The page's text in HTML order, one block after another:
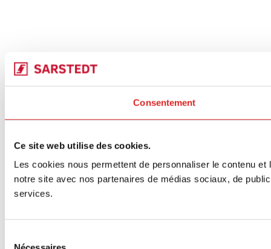
Consentement
Ce site web utilise des cookies.
Les cookies nous permettent de personnaliser le contenu
notre site avec nos partenaires de médias sociaux, de
services.